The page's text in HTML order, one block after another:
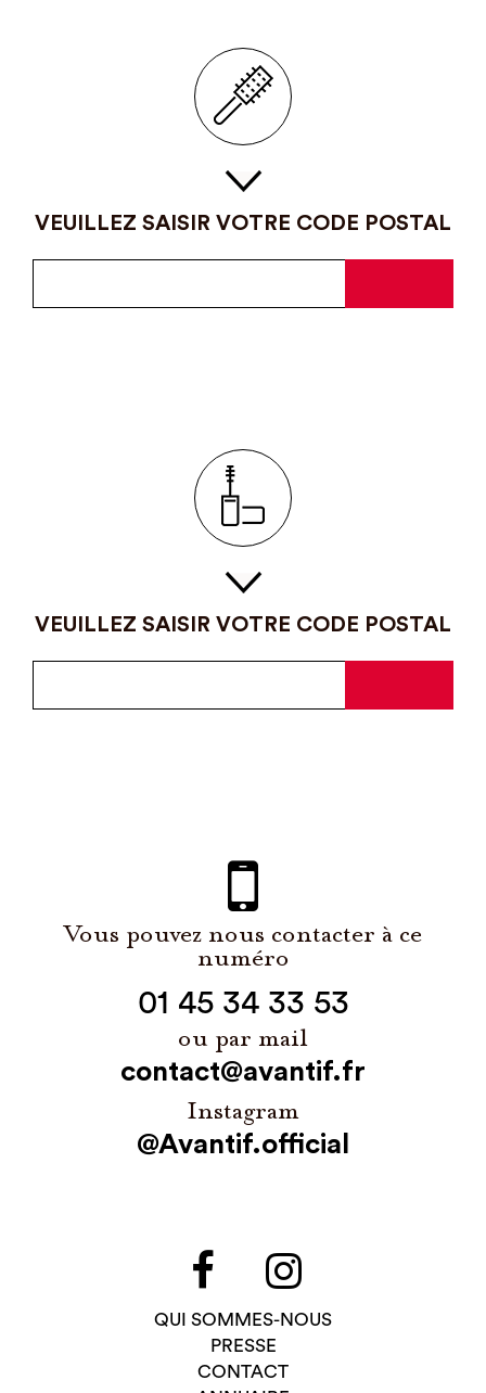
VEUILLEZ SAISIR VOTRE CODE POSTAL
VEUILLEZ SAISIR VOTRE CODE POSTAL
Vous pouvez nous contacter à ce
numéro
01 45 34 33 53
ou par mail
contact@avantif.fr
Instagram
@Avantif.official
QUI SOMMES-NOUS
PRESSE
CONTACT